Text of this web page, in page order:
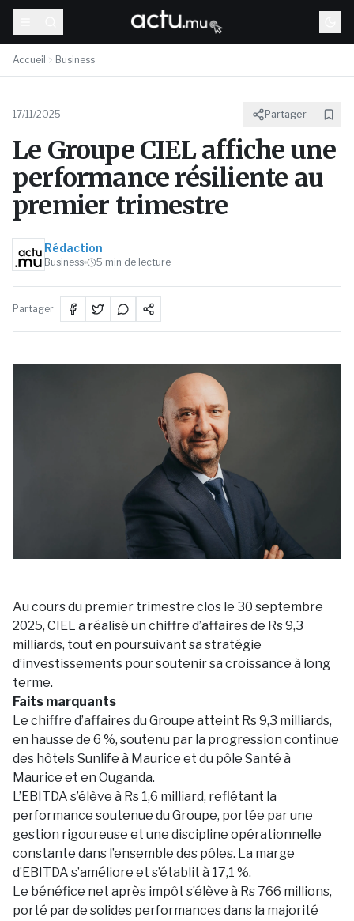
Accueil Business
17/11/2025 Partager
Le Groupe CIEL affiche une
performance résiliente au
premier trimestre
Rédaction
Business 5 min de lecture
Partager
Au cours du premier trimestre clos le 30 septembre
2025, CIEL a réalisé un chiffre d’affaires de Rs 9,3
milliards, tout en poursuivant sa stratégie
d’investissements pour soutenir sa croissance à long
terme.
Faits marquants
Le chiffre d’affaires du Groupe atteint Rs 9,3 milliards,
en hausse de 6 %, soutenu par la progression continue
des hôtels Sunlife à Maurice et du pôle Santé à
Maurice et en Ouganda.
L’EBITDA s’élève à Rs 1,6 milliard, reflétant la
performance soutenue du Groupe, portée par une
gestion rigoureuse et une discipline opérationnelle
constante dans l’ensemble des pôles. La marge
d’EBITDA s’améliore et s’établit à 17,1 %.
Le bénéfice net après impôt s’élève à Rs 766 millions,
porté par de solides performances dans la majorité